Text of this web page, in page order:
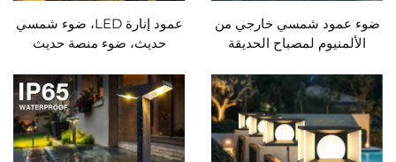
ضوء عمود شمسي خارجي من
الألمنيوم لمصباح الحديقة
في السياج، التراس، العمود،
الفيلا، البوابة، الشارع
عمود إنارة LED، ضوء شمسي
حديث، ضوء منصة حديث